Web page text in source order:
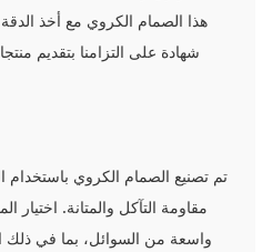
هذا الصمام الكروي مع أخذ الدقة
شهادة على التزامنا بتقديم
تم تصنيع الصمام الكروي
مقاومة التآكل والمتانة. اختيار
واسعة من السوائل، بما في ذلك